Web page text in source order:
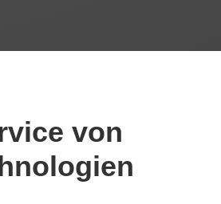
von